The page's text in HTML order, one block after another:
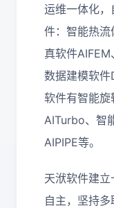
运维一体化
件：智能热
真软件
数据建模软
软件有智能
AITurbo、智
AIPIPE等。
天洑软件建
自主，坚持